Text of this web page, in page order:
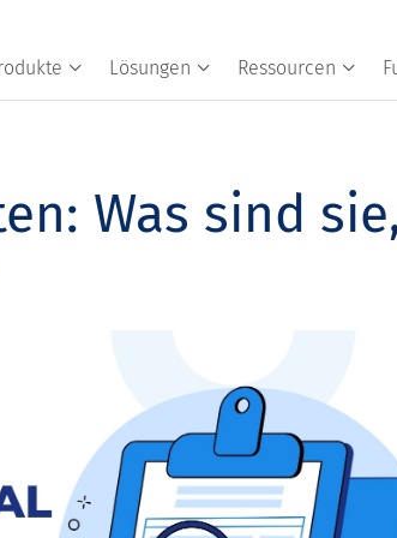
Lösungen Ressourcen
Was sind